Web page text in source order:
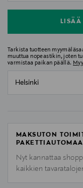
LISÄÄ
Tarkista tuotteen
muuttua nopeastikin, joten
varmistaa paikan päällä.
Helsinki
MAKSUTON
Nyt kannattaa
kaikkien